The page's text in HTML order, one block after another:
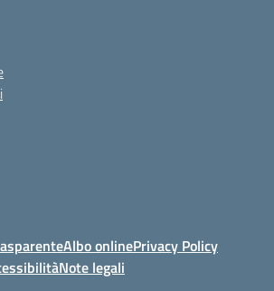
Albo onlinePrivacy Policy
Note legali